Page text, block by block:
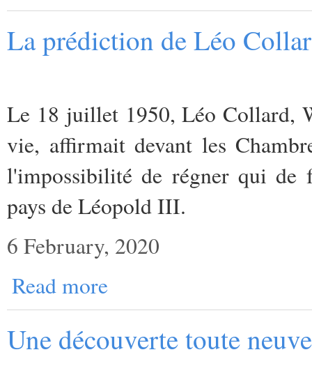
La prédiction de Léo
Le 18 juillet 1950, Léo Collard,
vie, affirmait devant les
l'impossibilité de régner qui de
pays de Léopold III.
6 February, 2020
Read more
Une découverte toute